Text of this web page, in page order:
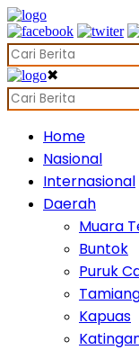
✖
Home
Nasional
Internasional
Daerah
Muara
Buntok
Puruk
Kapuas